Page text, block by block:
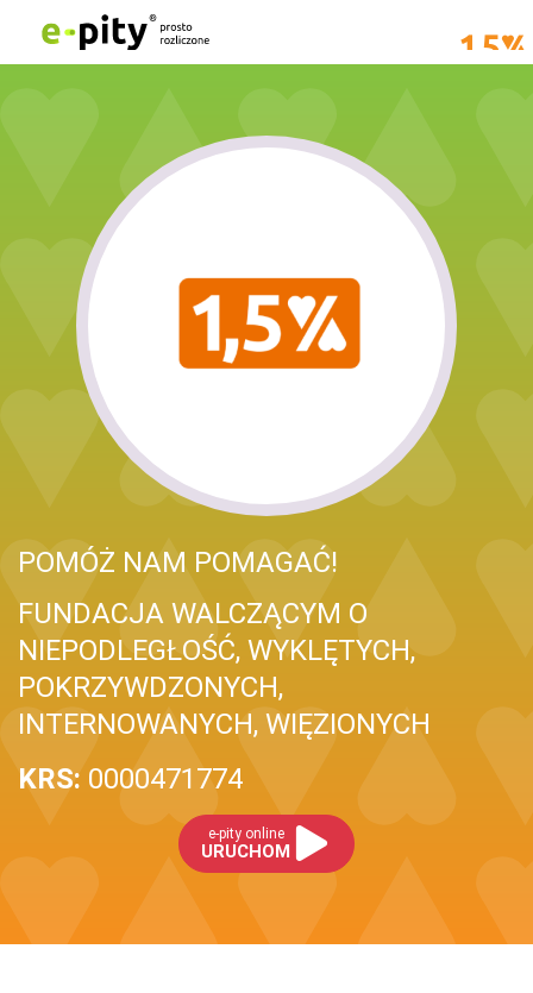
POMÓŻ NAM POMAGAĆ!
FUNDACJA WALCZĄCYM O
NIEPODLEGŁOŚĆ, WYKLĘTYCH,
POKRZYWDZONYCH,
INTERNOWANYCH, WIĘZIONYCH
KRS: 0000471774
e-pity online
URUCHOM